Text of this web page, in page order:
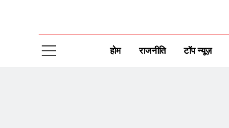
होम राजनीति टॉप न्यूज़